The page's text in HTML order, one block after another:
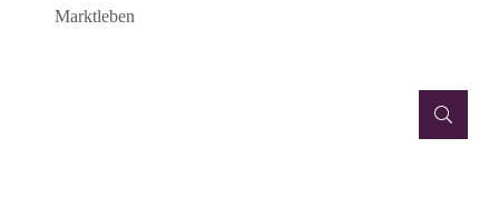
Marktleben